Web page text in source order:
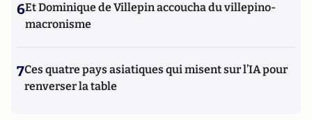
6Et Dominique de Villepin accoucha du villepino-
macronisme
7Ces quatre pays asiatiques qui misent sur l’IA pour
renverser la table